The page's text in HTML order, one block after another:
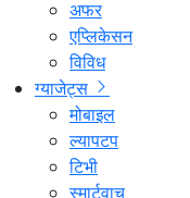
अफर
एप्लिकेसन
विविध
ग्याजेट्स
मोबाइल
ल्यापटप
टिभी
स्मार्टवाच